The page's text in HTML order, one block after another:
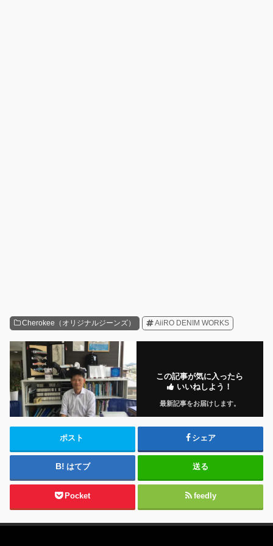
Cherokee（オリジナルジーンズ） AiiRO DENIM WORKS
この記事が気に入ったら
いいねしよう！
最新記事をお届けします。
ポスト シェア
はてブ 送る
Pocket feedly